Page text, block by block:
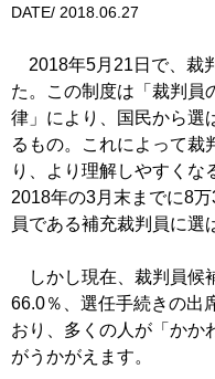
DATE/ 2018.06.27
2018年5月21日で、裁
た。この制度は「裁判員
律」により、国民から選
るもの。これによって裁
り、より理解しやすくな
2018年の3月末までに8
員である補充裁判員に選
しかし現在、裁判員候
66.0％、選任手続きの出
おり、多くの人が「かか
がうかがえます。